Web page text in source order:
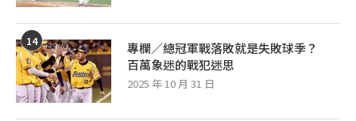
14
專欄／總冠軍戰落敗就是失敗球季？
百萬象迷的戰犯迷思
2025 年 10 月 31 日